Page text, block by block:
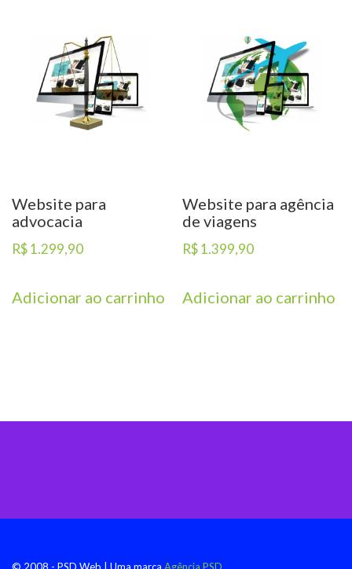
Website para
advocacia
R$1.299,90
Adicionar ao carrinho
Website para agência
de viagens
R$1.399,90
Adicionar ao carrinho